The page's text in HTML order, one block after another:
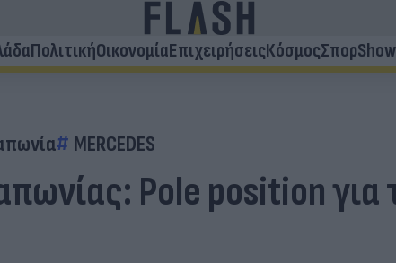
ΠολιτικήΟικονομίαΕπιχειρήσειςΚόσμοςΣπορ
MERCEDES
Pole position για